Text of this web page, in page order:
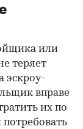
или
теряет
эскроу-
вправе
их по